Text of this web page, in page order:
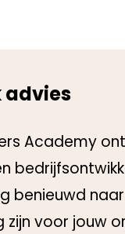
advies
Academy
benieuwd
zijn voor jouw